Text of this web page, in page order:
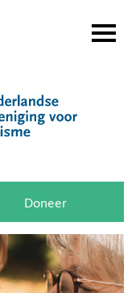
Doneer